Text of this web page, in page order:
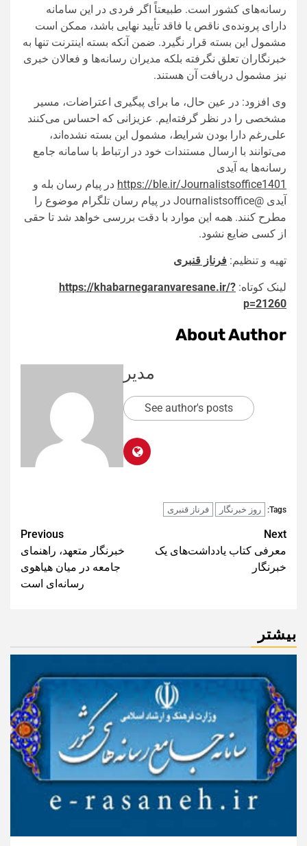
رسانه‌های کشور است. طبیعتاً اگر فردی در این سامانه
دارای پرونده‌ی ناقص یا فاقد تأیید نهایی باشد، ممکن است
مشمول این بسته قرار نگیرد. ضمن آنکه بسته اینترنت تنها به
خبرنگاران تعلق نگرفته بلکه مدیران رسانه‌ها و فعالان خبری
نیز مشمول دریافت آن هستند.
وی افزود: در عین حال، ما برای پیگیری اعتراضات، مسیر
مشخصی را در نظر گرفته‌ایم. عزیزانی که احساس می‌کنند
علی‌رغم دارا بودن شرایط، مشمول این بسته نشده‌اند،
می‌توانند با ارسال مستندات خود در ارتباط با سامانه جامع
رسانه‌ها به آیدی
https://ble.ir/Journalistsoffice1401 در پیام رسان بله و
آیدی @Journalistsoffice در پیام رسان تلگرام موضوع را
مطرح کنند. همه‌ این موارد با دقت بررسی خواهد شد تا حقی
از کسی ضایع نشود.
تهیه و تنظیم: فرناز قنبری
لینک کوتاه: https://khabarnegaranvaresane.ir/?
p=21260
About Author
مدیر
See author's posts
Tags: روز خبرنگار فرناز قنبری
Post
navigation
Previous
خبرنگار متعهد، راهنمای
جامعه در میان هیاهوی
رسانه‌ای است
Next
معرفی کتاب یادداشت‌های یک
خبرنگار
بیشتر